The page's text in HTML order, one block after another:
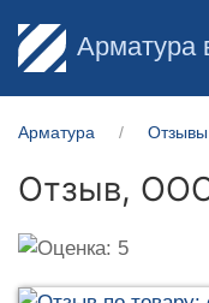
Арматура
Арматура Отзывы
Отзыв,